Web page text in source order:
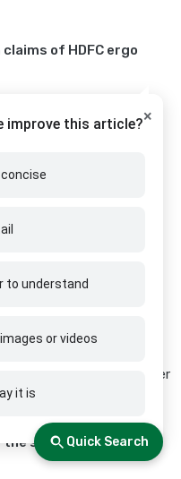
of HDFC ergo
evidence, medical
hospital bills, and the
on the internet.
wait time on pre-
4 ஆண்டுகள் ஆகும், இது
floater?
the parents covered
a special senior cover
status of the HDFC
×
improve this article?
to understand
or videos
it is
Quick Search